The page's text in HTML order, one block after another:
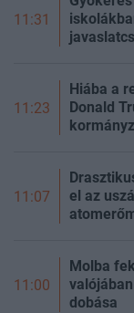
11:31
11:23
Hiába a
Donald
11:07
el az
11:00
Molba
dobása